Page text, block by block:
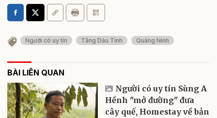
Người có uy tín Tằng Dảu Tình Quảng Ninh
BÀI LIÊN QUAN
Người có uy tín Sùng A
Hềnh "mở đường" đưa
cây quế, Homestay về bản